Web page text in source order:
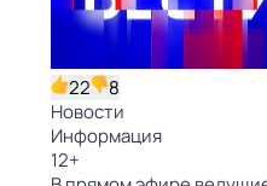
22
8
Новости
Информация
12+